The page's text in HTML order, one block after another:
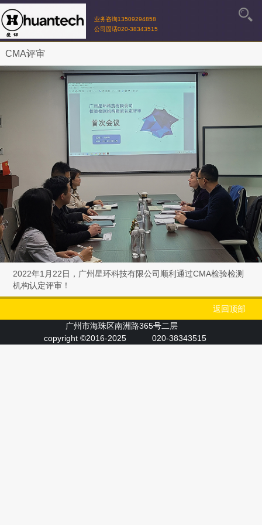
业务咨询13509294858
公司固话020-38343515
CMA评审
2022年1月22日，广州星环科技有限公司顺利通过CMA检验检测
机构认定评审！
返回顶部
广州市海珠区南洲路365号二层
copyright ©2016-2025
020-38343515